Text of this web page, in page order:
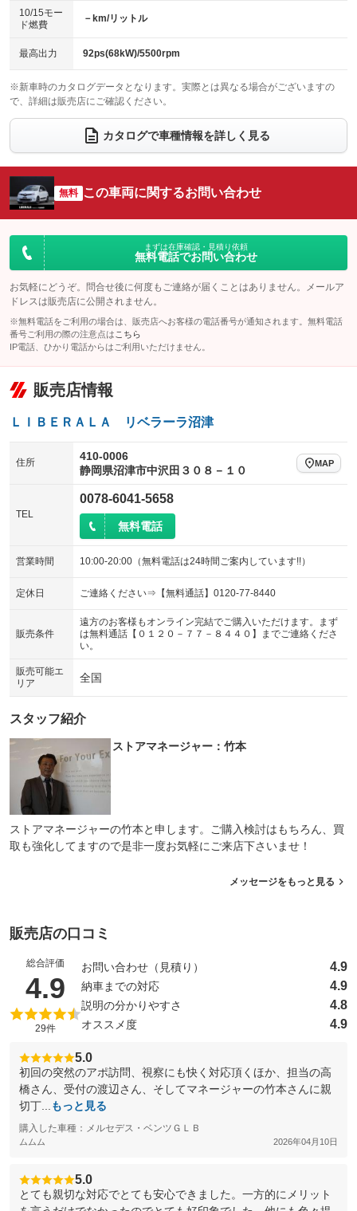
ベンチシート
：装備なし
チップアップシート
：装備なし
：装備なし ：装備なし
ウォークスルー
：装備なし
電動リアゲート フロントカメラ
：装備なし
：装備なし ：装備なし
サイドカメラ
：装備なし ルーフレール
：装備なし
：装備なし
：装備なし
10/15モー
ド燃費
－km/リットル
最高出力 92ps(68kW)/5500rpm
※新車時のカタログデータとなります。実際とは異なる場合がございますの
で、詳細は販売店にご確認ください。
カタログで車種情報を詳しく見る
無料 この車両に関するお問い合わせ
まずは在庫確認・見積り依頼
無料電話でお問い合わせ
お気軽にどうぞ。問合せ後に何度もご連絡が届くことはありません。メールア
ドレスは販売店に公開されません。
※無料電話をご利用の場合は、販売店へお客様の電話番号が通知されます。無料電話
番号ご利用の際の注意点は こちら
IP電話、ひかり電話からはご利用いただけません。
販売店情報
ＬＩＢＥＲＡＬＡ リベラーラ沼津
住所
410-0006
静岡県沼津市中沢田３０８－１０
MAP
TEL
0078-6041-5658
無料電話
営業時間 10:00-20:00（無料電話は24時間ご案内しています!!）
定休日 ご連絡ください⇒【無料通話】0120-77-8440
販売条件
遠方のお客様もオンライン完結でご購入いただけます。まず
は無料通話【０１２０－７７－８４４０】までご連絡くださ
い。
販売可能エ
リア
全国
スタッフ紹介
ストアマネージャー：竹本
ストアマネージャーの竹本と申します。ご購入検討はもちろん、買
取も強化してますので是非一度お気軽にご来店下さいませ！
メッセージをもっと見る
販売店の口コミ
総合評価
4.9 （5点満点中）
29件
お問い合わせ（見積り） 4.9
納車までの対応 4.9
説明の分かりやすさ 4.8
オススメ度 4.9
5.0
初回の突然のアポ訪問、視察にも快く対応頂くほか、担当の高
橋さん、受付の渡辺さん、そしてマネージャーの竹本さんに親
切丁...
もっと見る
購入した車種：メルセデス・ベンツＧＬＢ
ムムム 2026年04月10日
5.0
とても親切な対応でとても安心できました。一方的にメリット